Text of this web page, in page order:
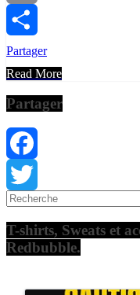
Email
Partager
Read More
Partager
Facebook
Twitter
T-shirts, Sweats et
Redbubble.